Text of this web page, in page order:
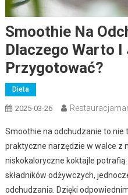
Smoothie Na
Dlaczego Warto I
Przygotować?
Dieta
2025-03-26
Smoothie na odchudzanie to nie
praktyczne narzędzie w walce z
niskokaloryczne koktajle
składników odżywczych,
odchudzania. Dzięki